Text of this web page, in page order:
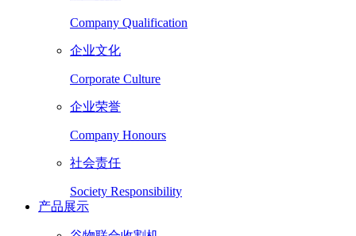
Company Qualification
企业文化
Corporate Culture
企业荣誉
Company Honours
社会责任
Society Responsibility
产品展示